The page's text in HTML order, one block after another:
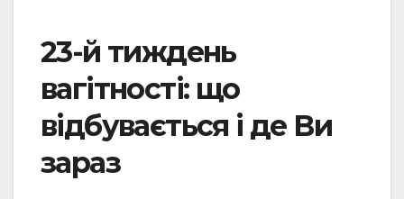
23-й тиждень
вагітності: що
відбувається і де Ви
зараз